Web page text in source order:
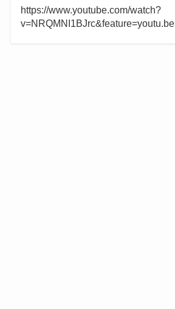
https://www.youtube.com/watch?
v=NRQMNI1BJrc&feature=youtu.be